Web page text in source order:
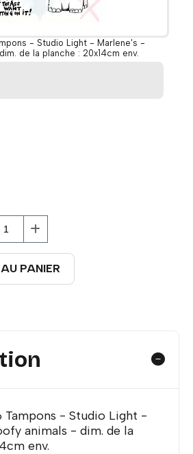
- Studio Light - Marlene's -
de la planche : 20x14cm env.
PANIER
Tampons - Studio Light -
animals - dim. de la
env.